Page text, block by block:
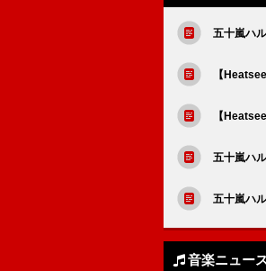
五十嵐ハ
【
【
五十嵐ハ
五十嵐ハ
音楽ニュー